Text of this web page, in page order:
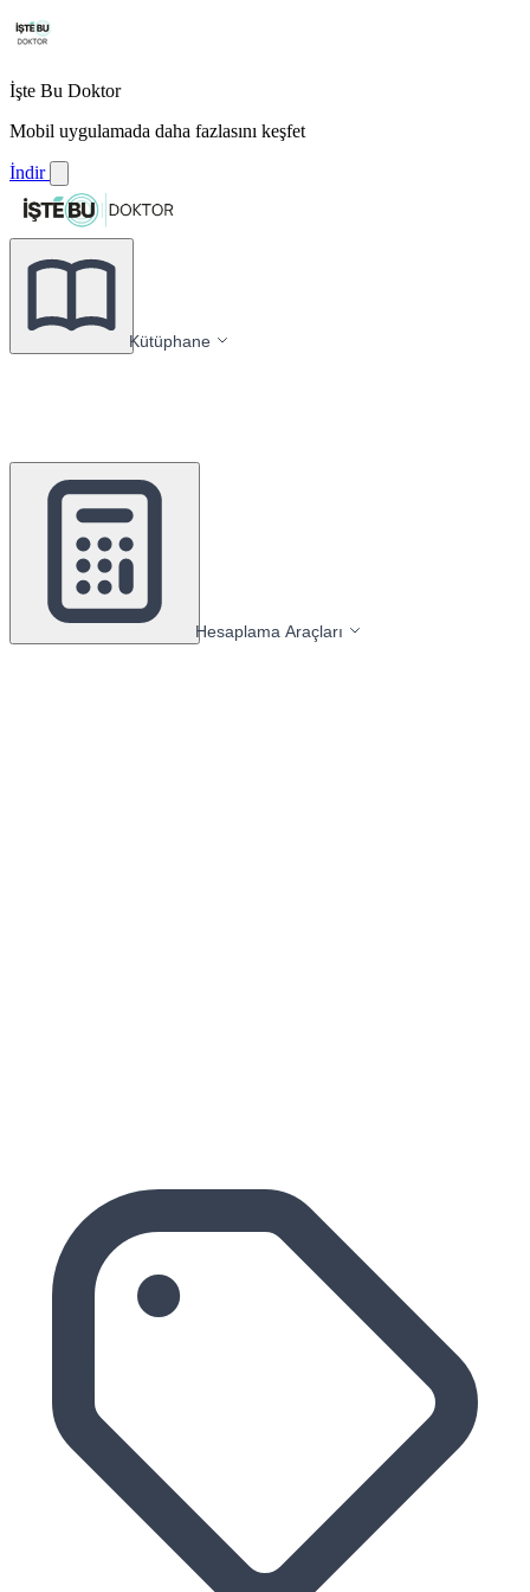
İşte Bu Doktor
Mobil uygulamada daha fazlasını keşfet
İndir
Kütüphane
Hesaplama Araçları